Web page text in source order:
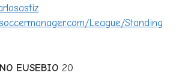
League/Standing
EUSEBIO 20